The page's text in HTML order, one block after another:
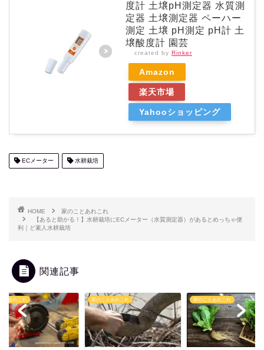
度計 土壌pH測定器 水質測
定器 土壌測定器 ペーハー
測定 土壌 pH測定 pH計 土
壌酸度計 園芸
created by Rinker
Amazon
楽天市場
Yahooショッピング
ECメーター 水耕栽培
HOME
家のことあれこれ
【あると助かる！】水耕栽培にECメーター（水質測定器）があるとめっちゃ便
利｜ど素人水耕栽培
関連記事
とあれこれ 家のことあれこれ 家のことあれこれ